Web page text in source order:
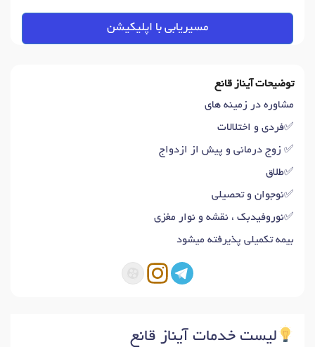
مسیریابی با اپلیکیشن
توضیحات آیناز قانع
مشاوره در زمینه های
✅فردی و اختلالات
✅ زوج درمانی و پیش از ازدواج
✅طلاق
✅نوجوان و تحصیلی
✅نوروفیدبک ، نقشه و نوار مغزی
بیمه تکمیلی پذیرفته میشود
لیست خدمات آیناز قانع